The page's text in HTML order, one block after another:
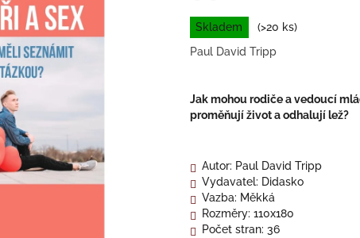
Měrná
cena:
Skladem
(>20 ks)
Paul David Tripp
Jak mohou rodiče a vedoucí
proměňují život a odhalují lež?
Autor: Paul David Tripp
Vydavatel: Didasko
Vazba: Měkká
Rozměry: 110x180
Počet stran: 36